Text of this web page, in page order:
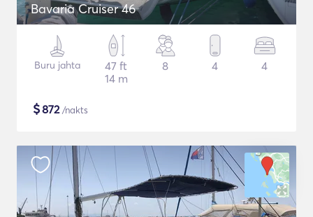
Bavaria Cruiser 46
Buru jahta
47 ft
14 m
8 4 4
$872/nakts